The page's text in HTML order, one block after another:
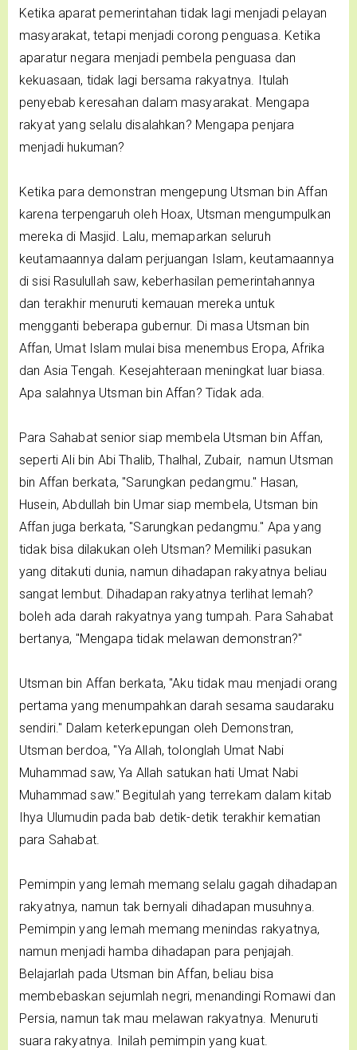
Ketika aparat pemerintahan tidak lagi menjadi pelayan
masyarakat, tetapi menjadi corong penguasa. Ketika
aparatur negara menjadi pembela penguasa dan
kekuasaan, tidak lagi bersama rakyatnya. Itulah
penyebab keresahan dalam masyarakat. Mengapa
rakyat yang selalu disalahkan? Mengapa penjara
menjadi hukuman?
Ketika para demonstran mengepung Utsman bin Affan
karena terpengaruh oleh Hoax, Utsman mengumpulkan
mereka di Masjid. Lalu, memaparkan seluruh
keutamaannya dalam perjuangan Islam, keutamaannya
di sisi Rasulullah saw, keberhasilan pemerintahannya
dan terakhir menuruti kemauan mereka untuk
mengganti beberapa gubernur. Di masa Utsman bin
Affan, Umat Islam mulai bisa menembus Eropa, Afrika
dan Asia Tengah. Kesejahteraan meningkat luar biasa.
Apa salahnya Utsman bin Affan? Tidak ada.
Para Sahabat senior siap membela Utsman bin Affan,
seperti Ali bin Abi Thalib, Thalhal, Zubair, namun Utsman
bin Affan berkata, "Sarungkan pedangmu." Hasan,
Husein, Abdullah bin Umar siap membela, Utsman bin
Affan juga berkata, "Sarungkan pedangmu." Apa yang
tidak bisa dilakukan oleh Utsman? Memiliki pasukan
yang ditakuti dunia, namun dihadapan rakyatnya beliau
sangat lembut. Dihadapan rakyatnya terlihat lemah?
boleh ada darah rakyatnya yang tumpah. Para Sahabat
bertanya, "Mengapa tidak melawan demonstran?"
Utsman bin Affan berkata, "Aku tidak mau menjadi orang
pertama yang menumpahkan darah sesama saudaraku
sendiri." Dalam keterkepungan oleh Demonstran,
Utsman berdoa, "Ya Allah, tolonglah Umat Nabi
Muhammad saw, Ya Allah satukan hati Umat Nabi
Muhammad saw." Begitulah yang terrekam dalam kitab
Ihya Ulumudin pada bab detik-detik terakhir kematian
para Sahabat.
Pemimpin yang lemah memang selalu gagah dihadapan
rakyatnya, namun tak bernyali dihadapan musuhnya.
Pemimpin yang lemah memang menindas rakyatnya,
namun menjadi hamba dihadapan para penjajah.
Belajarlah pada Utsman bin Affan, beliau bisa
membebaskan sejumlah negri, menandingi Romawi dan
Persia, namun tak mau melawan rakyatnya. Menuruti
suara rakyatnya. Inilah pemimpin yang kuat.